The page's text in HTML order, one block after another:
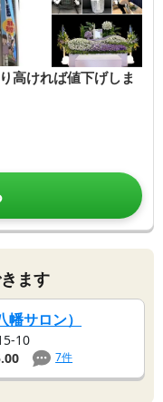
高ければ値下げしま
ます
サロン）
10
7件